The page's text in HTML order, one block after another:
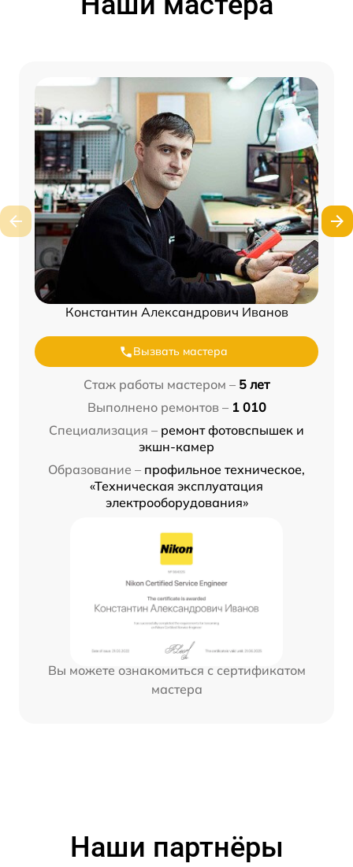
Константин Александрович Иванов
Вызвать мастера
Стаж работы мастером – 5 лет
Выполнено ремонтов – 1 010
Специализация – ремонт фотовспышек и
экшн-камер
Образование – профильное техническое,
«Техническая эксплуатация
электрооборудования»
Вы можете ознакомиться с сертификатом
мастера
Наши партнёры